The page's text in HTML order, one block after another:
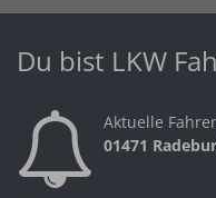
Du bist LKW
Aktuelle
01471